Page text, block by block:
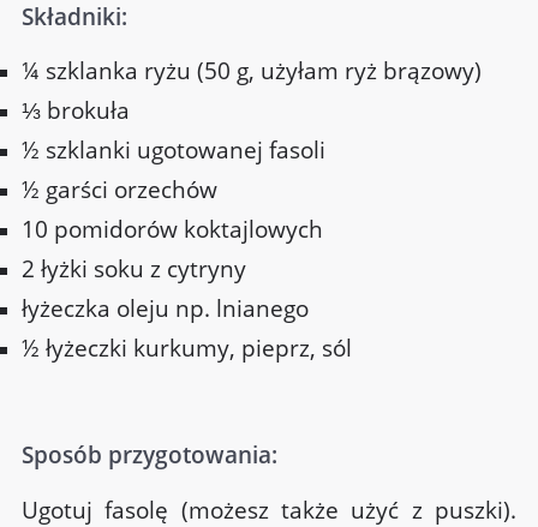
Składniki:
¼ szklanka ryżu (50 g, użyłam ryż brązowy)
⅓ brokuła
½ szklanki ugotowanej fasoli
½ garści orzechów
10 pomidorów koktajlowych
2 łyżki soku z cytryny
łyżeczka oleju np. lnianego
½ łyżeczki kurkumy, pieprz, sól
Sposób przygotowania:
Ugotuj fasolę (możesz także użyć z puszki).